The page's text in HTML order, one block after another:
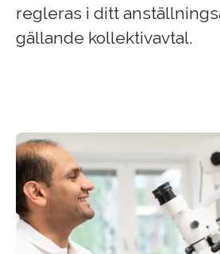
regleras i ditt
gällande kollektivavtal.